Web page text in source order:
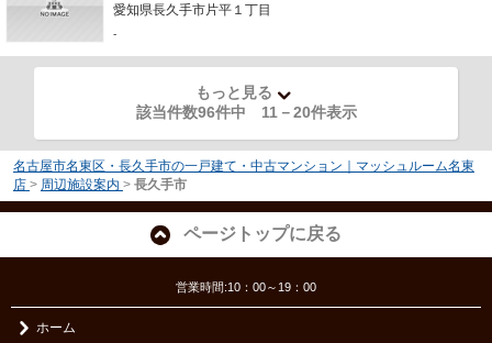
愛知県長久手市片平１丁目
-
もっと見る
該当件数96件中 11 －20件表示
名古屋市名東区・長久手市の一戸建て・中古マンション｜マッシュルーム名東
店 > 周辺施設案内 > 長久手市
ページトップに戻る
営業時間:10：00～19：00
ホーム